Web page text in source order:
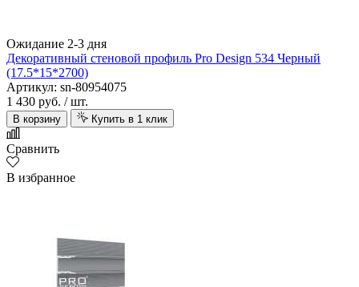
Ожидание 2-3 дня
Декоративный стеновой профиль Pro Design 534 Черный
(17.5*15*2700)
Артикул: sn-80954075
1 430 руб. / шт.
В корзину Купить в 1 клик
Сравнить
В избранное